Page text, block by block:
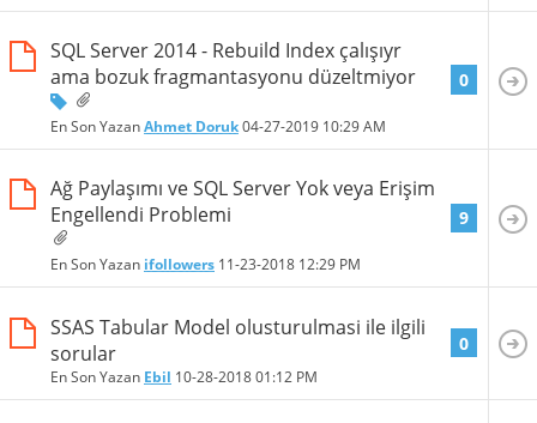
SQL Server 2014 - Rebuild Index çalışıyr
ama bozuk fragmantasyonu düzeltmiyor
En Son YazanAhmet Doruk04-27-2019 10:29 AM
0
Ağ Paylaşımı ve SQL Server Yok veya Erişim
Engellendi Problemi
En Son Yazan ifollowers 11-23-2018 12:29 PM
9
SSAS Tabular Model olusturulmasi ile ilgili
sorular
En Son Yazan Ebil 10-28-201801:12 PM
0